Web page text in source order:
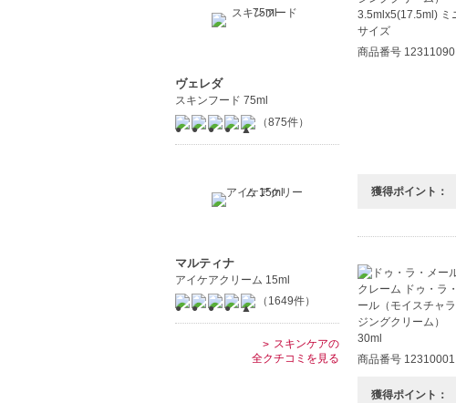
商品番号 12311090
獲得ポイント：
商品番号 12310001
獲得ポイント：
ヴェレダ
スキンフード 75ml
（875件）
マルティナ
アイケアクリーム 15ml
（1649件）
スキンケアの
全クチコミを見る